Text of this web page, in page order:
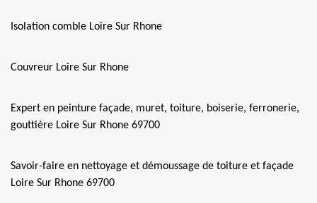
Isolation comble Loire Sur Rhone
Couvreur Loire Sur Rhone
Expert en peinture façade, muret, toiture, boiserie, ferronerie,
gouttière Loire Sur Rhone 69700
Savoir-faire en nettoyage et démoussage de toiture et façade
Loire Sur Rhone 69700